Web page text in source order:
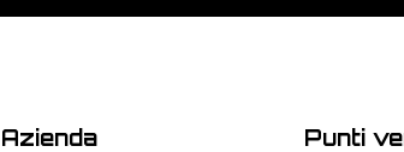
Azienda Punti